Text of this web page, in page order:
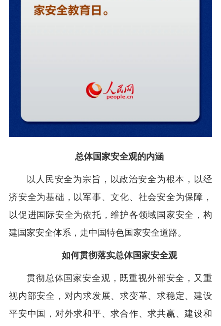
总体国家安全观的内涵
以人民安全为宗旨，以政治安全为根本，以经
济安全为基础，以军事、文化、社会安全为保障，
以促进国际安全为依托，维护各领域国家安全，构
建国家安全体系，走中国特色国家安全道路。
如何贯彻落实总体国家安全观
贯彻总体国家安全观，既重视外部安全，又重
视内部安全，对内求发展、求变革、求稳定、建设
平安中国，对外求和平、求合作、求共赢、建设和